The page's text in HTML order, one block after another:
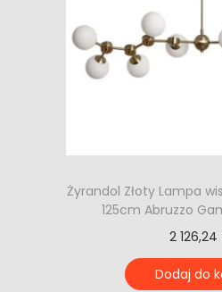
Żyrandol Złoty Lampa
125cm Abruzzo
2 126,24
Dodaj do